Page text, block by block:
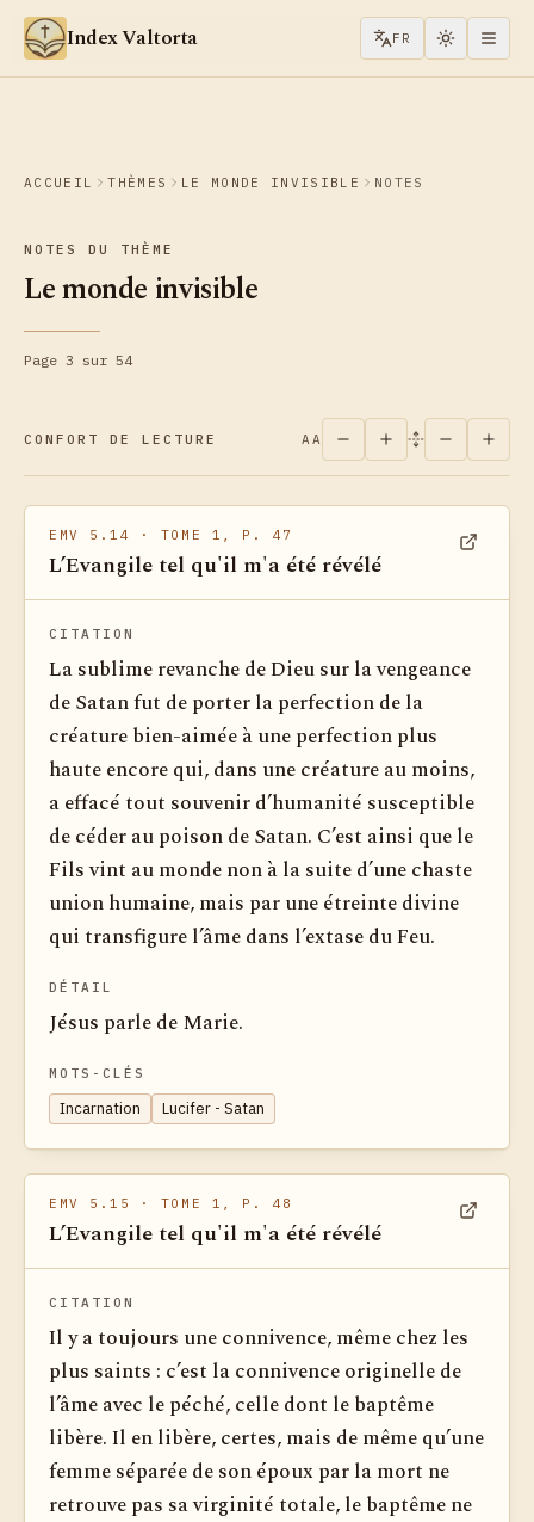
Aller au contenu
Index Valtorta FR
ACCUEIL THÈMES LE MONDE INVISIBLE NOTES
NOTES DU THÈME
Le monde invisible
Page 3 sur 54
CONFORT DE LECTURE AA
EMV 5.14 · TOME 1, P. 47
L’Evangile tel qu'il m'a été révélé
CITATION
La sublime revanche de Dieu sur la vengeance
de Satan fut de porter la perfection de la
créature bien-aimée à une perfection plus
haute encore qui, dans une créature au moins,
a effacé tout souvenir d’humanité susceptible
de céder au poison de Satan. C’est ainsi que le
Fils vint au monde non à la suite d’une chaste
union humaine, mais par une étreinte divine
qui transfigure l’âme dans l’extase du Feu.
DÉTAIL
Jésus parle de Marie.
MOTS-CLÉS
Incarnation Lucifer - Satan
EMV 5.15 · TOME 1, P. 48
L’Evangile tel qu'il m'a été révélé
CITATION
Il y a toujours une connivence, même chez les
plus saints : c’est la connivence originelle de
l’âme avec le péché, celle dont le baptême
libère. Il en libère, certes, mais de même qu’une
femme séparée de son époux par la mort ne
retrouve pas sa virginité totale, le baptême ne